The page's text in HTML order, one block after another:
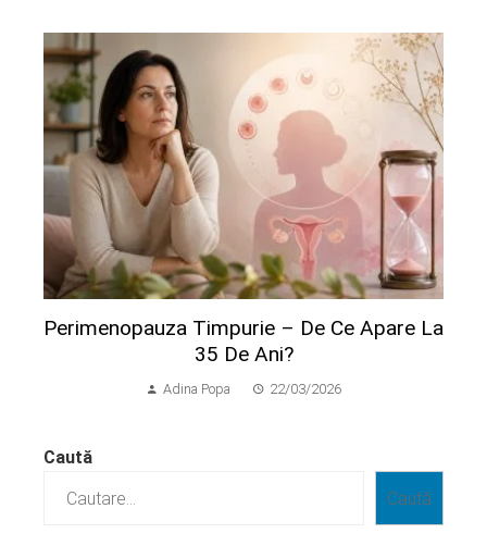
Perimenopauza Timpurie – De Ce Apare La
35 De Ani?
Adina Popa 22/03/2026
Caută
Caută